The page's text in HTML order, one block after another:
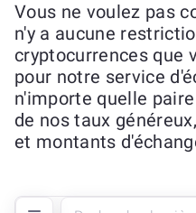
Vous ne voulez pas
n'y a aucune
cryptocurrences que
pour notre service
n'importe quelle
de nos taux
et montants